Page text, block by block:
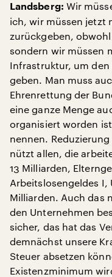
Landsberg: Wir
ich, wir müssen jetzt
zurückgeben,
sondern wir müssen
Infrastruktur, um den
geben. Man muss
Ehrenrettung der
eine ganze Menge
organisiert worden
nennen.
nützt allen, die
13 Milliarden,
Arbeitslosengeldes
Milliarden. Auch das
den Unternehmen
sicher, das hat das
demnächst unsere
Steuer absetzen
Existenzminimum